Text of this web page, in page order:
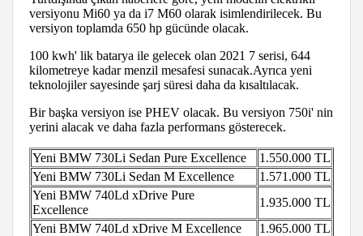
versiyonu Mi60 ya da i7 M60 olarak isimlendirilecek. Bu
versiyon toplamda 650 hp gücünde olacak.
100 kwh' lik batarya ile gelecek olan 2021 7 serisi, 644
kilometreye kadar menzil mesafesi sunacak.Ayrıca yeni
teknolojiler sayesinde şarj süresi daha da kısaltılacak.
Bir başka versiyon ise PHEV olacak. Bu versiyon 750i' nin
yerini alacak ve daha fazla performans gösterecek.
Yeni BMW 730Li Sedan Pure Excellence
1.550.000 TL
Yeni BMW 730Li Sedan M Excellence
1.571.000 TL
Yeni BMW 740Ld xDrive Pure
Excellence
1.935.000 TL
Yeni BMW 740Ld xDrive M Excellence
1.965.000 TL